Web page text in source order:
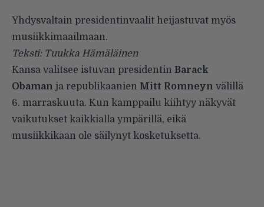
Yhdysvaltain presidentinvaalit heijastuvat myös
musiikkimaailmaan.
Teksti: Tuukka Hämäläinen
Kansa valitsee istuvan presidentin Barack
Obaman ja republikaanien Mitt Romneyn välillä
6. marraskuuta. Kun kamppailu kiihtyy näkyvät
vaikutukset kaikkialla ympärillä, eikä
musiikkikaan ole säilynyt kosketuksetta.